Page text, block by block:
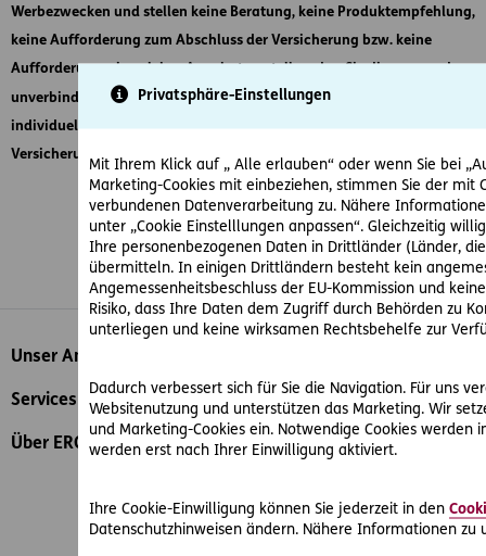
Privatsphäre-Einstellungen
Mit Ihrem Klick auf „ Alle erlauben“ oder wenn Sie bei
Marketing-Cookies mit einbeziehen, stimmen Sie der mit
verbundenen Datenverarbeitung zu. Nähere
unter „Cookie Einstelllungen anpassen“. Gleichzeitig
Ihre personenbezogenen Daten in Drittländer (Länder,
übermitteln. In einigen Drittländern besteht kein
Angemessenheitsbeschluss der EU-Kommission und
Risiko, dass Ihre Daten dem Zugriff durch Behörden zu
unterliegen und keine wirksamen Rechtsbehelfe zur
Dadurch verbessert sich für Sie die Navigation. Für uns
Websitenutzung und unterstützen das Marketing. Wir
und Marketing-Cookies ein. Notwendige Cookies werden
werden erst nach Ihrer Einwilligung aktiviert.
Ihre Cookie-Einwilligung können Sie jederzeit in den
Datenschutzhinweisen ändern. Nähere Informationen zu
Werbezwecken und stellen keine Beratung, keine Produktempfehlung,
keine Aufforderung zum Abschluss der Versicherung bzw. keine
Aufforderung, ein solches Angebot zu stellen, dar. Sie dienen nur der
unverbindlichen Erstinformation und können eine auf die
individuellen Verhältnisse der Versicherungsnehmerin bzw. des
Versicherungsnehmers bezogene Beratung nicht ersetzen.
WhatsappFacebookInstagramLinkedInBlog
Inhaltsübersicht
Unser Angebot
Services
Über ERGO